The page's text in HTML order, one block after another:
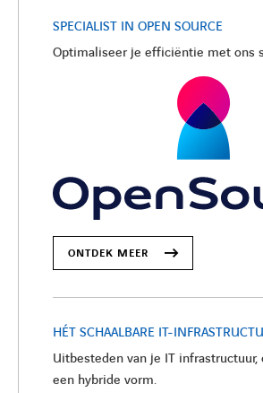
LINKEDINYOUTUBE
SPECIALIST IN OPEN SOURCE
Optimaliseer je efficiëntie met ons
ONTDEK MEER
HÉT SCHAALBARE IT-
Uitbesteden van je IT
een hybride vorm.